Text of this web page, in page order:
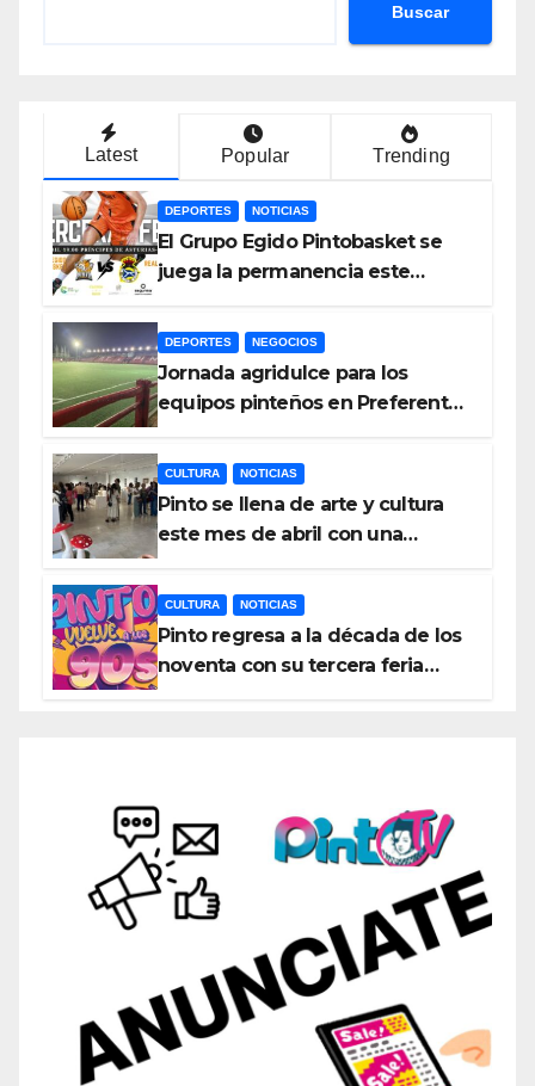
Buscar
Latest Popular Trending
DEPORTES NOTICIAS
El Grupo Egido Pintobasket se
juega la permanencia este
Asturias
DEPORTES NEGOCIOS
Jornada agridulce para los
equipos pinteños en Preferente
Pinto bajo amenaza
CULTURA NOTICIAS
Pinto se llena de arte y cultura
este mes de abril con una
exposiciones y espectáculos
CULTURA NOTICIAS
Pinto regresa a la década de los
noventa con su tercera feria